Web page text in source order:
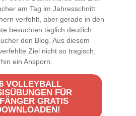
am Tag im Jahresschnitt
verfehlt, aber gerade in den
besuchten täglich deutlich
den Blog. Aus diesem
Ziel nicht so tragisch,
ein Ansporn.
VOLLEYBALL
FÜR
GRATIS